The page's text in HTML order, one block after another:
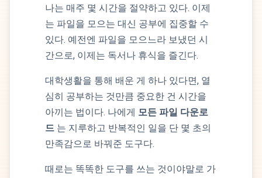
나는 매주 몇 시간을 절약하고 있다. 이제
는 파일을 모으는 대신 공부에 집중할 수
있다. 예전엔 파일을 모으느라 보냈던 시
간으로, 이제는 독서나 휴식을 즐긴다.
대학생활을 통해 배운 게 하나 있다면, 열
심히 공부하는 것만큼 중요한 건 시간을
아끼는 법이다. 나에게 모든 파일 다운로
드 는 지루하고 반복적인 일을 단 몇 초의
만족감으로 바꿔준 도구다.
때로는 똑똑한 도구를 쓰는 것이야말로 가